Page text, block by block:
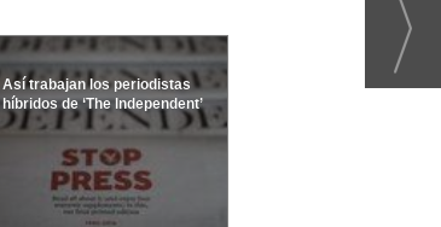
Así trabajan los periodistas
híbridos de ‘The Independent’